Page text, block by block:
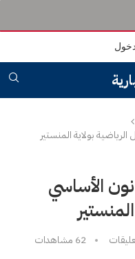
بولاية المنستير
الأساسي
62 مشاهدات